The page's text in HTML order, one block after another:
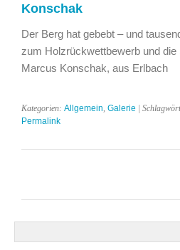
Konschak
Der Berg hat gebebt – und
zum Holzrückwettbewerb und
Marcus Konschak, aus Erlbach
Kategorien: Allgemein, Galerie |
Permalink